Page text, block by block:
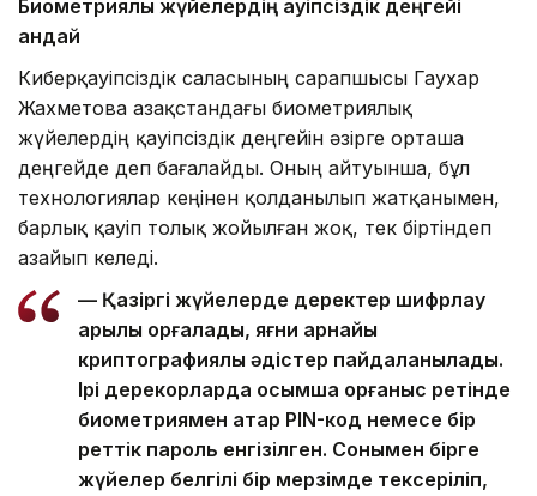
Биометриялық жүйелердің қауіпсіздік деңгейі
қандай
Киберқауіпсіздік саласының сарапшысы Гаухар
Жахметова Қазақстандағы биометриялық
жүйелердің қауіпсіздік деңгейін әзірге орташа
деңгейде деп бағалайды. Оның айтуынша, бұл
технологиялар кеңінен қолданылып жатқанымен,
барлық қауіп толық жойылған жоқ, тек біртіндеп
азайып келеді.
— Қазіргі жүйелерде деректер шифрлау
арқылы қорғалады, яғни арнайы
криптографиялық әдістер пайдаланылады.
Ірі дерекқорларда қосымша қорғаныс ретінде
биометриямен қатар PIN-код немесе бір
реттік пароль енгізілген. Сонымен бірге
жүйелер белгілі бір мерзімде тексеріліп,